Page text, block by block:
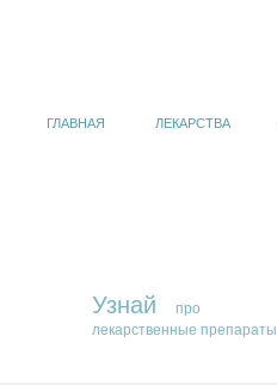
ГЛАВНАЯ ЛЕКАРСТВА
Узнай
про
лекарственные препараты